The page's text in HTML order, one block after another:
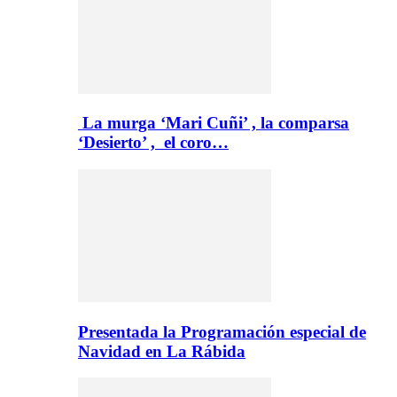
La murga ‘Mari Cuñi’ , la comparsa
‘Desierto’ , el coro…
Presentada la Programación especial de
Navidad en La Rábida